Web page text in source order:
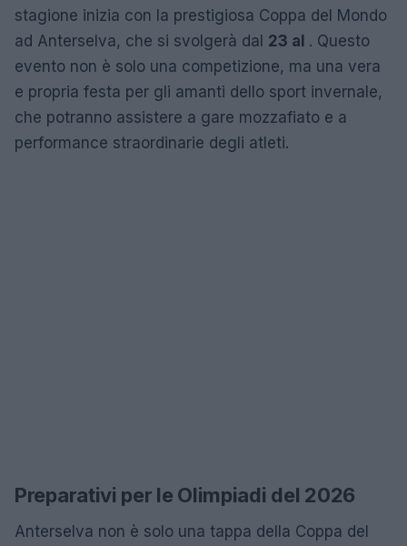
stagione inizia con la prestigiosa Coppa del Mondo
ad Anterselva, che si svolgerà dal 23 al . Questo
evento non è solo una competizione, ma una vera
e propria festa per gli amanti dello sport invernale,
che potranno assistere a gare mozzafiato e a
performance straordinarie degli atleti.
Preparativi per le Olimpiadi del 2026
Anterselva non è solo una tappa della Coppa del